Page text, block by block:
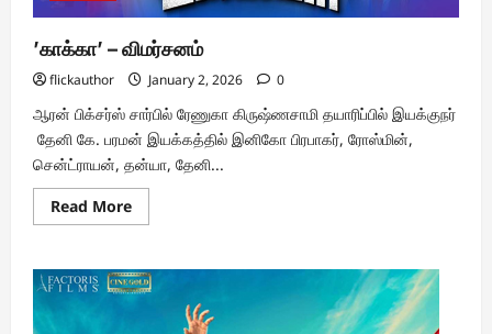
’காக்கா’ – விமர்சனம்
flickauthor January 2, 2026 0
ஆரன் பிக்சர்ஸ் சார்பில் ரேணுகா கிருஷ்ணசாமி தயாரிப்பில் இயக்குநர்
தேனி கே. பரமன் இயக்கத்தில் இனிகோ பிரபாகர், ரோஸ்மின்,
சென்ட்ராயன், தன்யா, தேனி...
Read MoreRead
more
–
விமர்சனம்